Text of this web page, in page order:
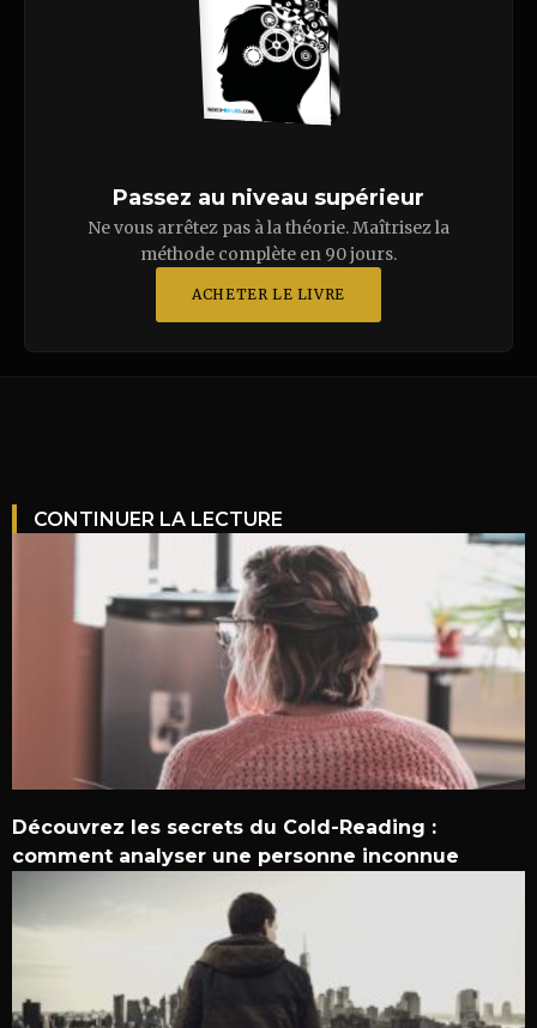
Passez au niveau supérieur
Ne vous arrêtez pas à la théorie. Maîtrisez la
méthode complète en 90 jours.
ACHETER LE LIVRE
CONTINUER LA LECTURE
Découvrez les secrets du Cold-Reading :
comment analyser une personne inconnue